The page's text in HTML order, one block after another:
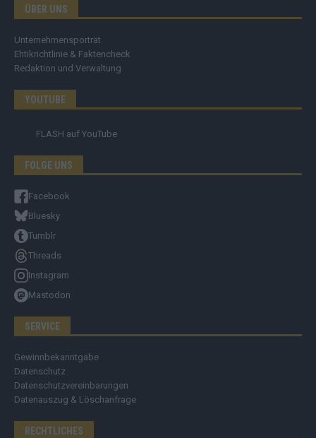
ÜBER UNS
Unternehmensporträt
Ehtikrichtlinie & Faktencheck
Redaktion und Verwaltung
YOUTUBE
FLASH auf YouTube
FOLGE UNS
Facebook
Bluesky
Tumblr
Threads
Instagram
Mastodon
SERVICE
Gewinnbekanntgabe
Datenschutz
Datenschutzvereinbarungen
Datenauszug & Löschanfrage
RECHTLICHES